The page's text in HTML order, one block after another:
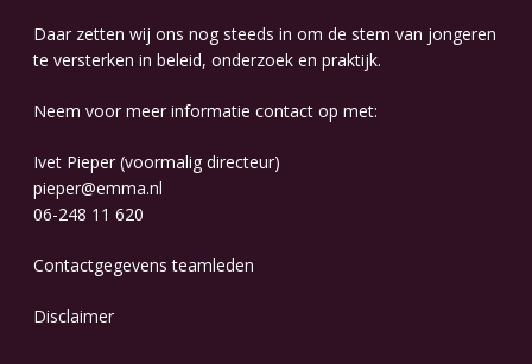
Daar zetten wij ons nog steeds in om de stem van jongeren
te versterken in beleid, onderzoek en praktijk.
Neem voor meer informatie contact op met:
Ivet Pieper (voormalig directeur)
pieper@emma.nl
06-248 11 620
Contactgegevensteamleden
Disclaimer